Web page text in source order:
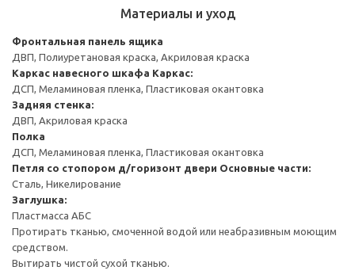
Материалы и уход
Фронтальная панель ящика
ДВП, Полиуретановая краска, Акриловая краска
Каркас навесного шкафа Каркас:
ДСП, Меламиновая пленка, Пластиковая окантовка
Задняя стенка:
ДВП, Акриловая краска
Полка
ДСП, Меламиновая пленка, Пластиковая окантовка
Петля со стопором д/горизонт двери Основные части:
Сталь, Никелирование
Заглушка:
Пластмасса АБС
Протирать тканью, смоченной водой или неабразивным моющим
средством.
Вытирать чистой сухой тканью.